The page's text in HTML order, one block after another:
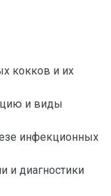
кокков и их
и виды
инфекционных
и диагностики